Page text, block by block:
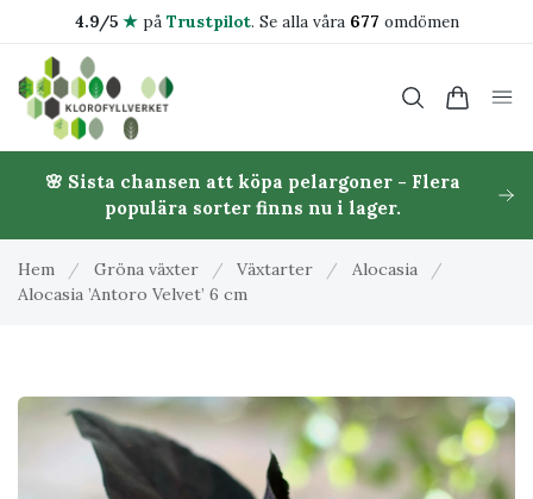
4.9/5 ★på Trustpilot. Se alla våra 677 omdömen
🌸 Sista chansen att köpa pelargoner - Flera
populära sorter finns nu i lager.
Hem / Gröna växter / Växtarter / Alocasia
/
Alocasia ’Antoro Velvet’ 6 cm